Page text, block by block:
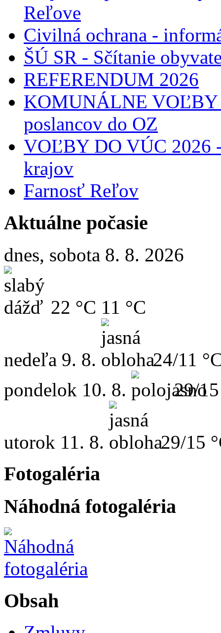
Reľove
Civilná ochrana -
ŠÚ SR - Sčítanie
REFERENDUM 2026
KOMUNÁLNE VOĽBY
poslancov do OZ
VOĽBY DO VÚC 2026
krajov
Farnosť Reľov
Aktuálne počasie
dnes, sobota 8. 8. 2026
22 °C 11 °C
nedeľa 9. 8.
24/11
pondelok 10. 8. 29/
utorok 11. 8. 29/15
Fotogaléria
Náhodná fotogaléria
Obsah